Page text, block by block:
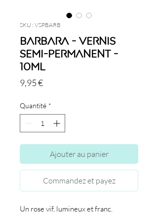
SKU : VSPBARB
Barbara - Vernis
semi-permanent -
10ml
9,95 €Prix
Quantité *
Ajouter au panier
Commandez et payez
Un rose vif, lumineux et franc.